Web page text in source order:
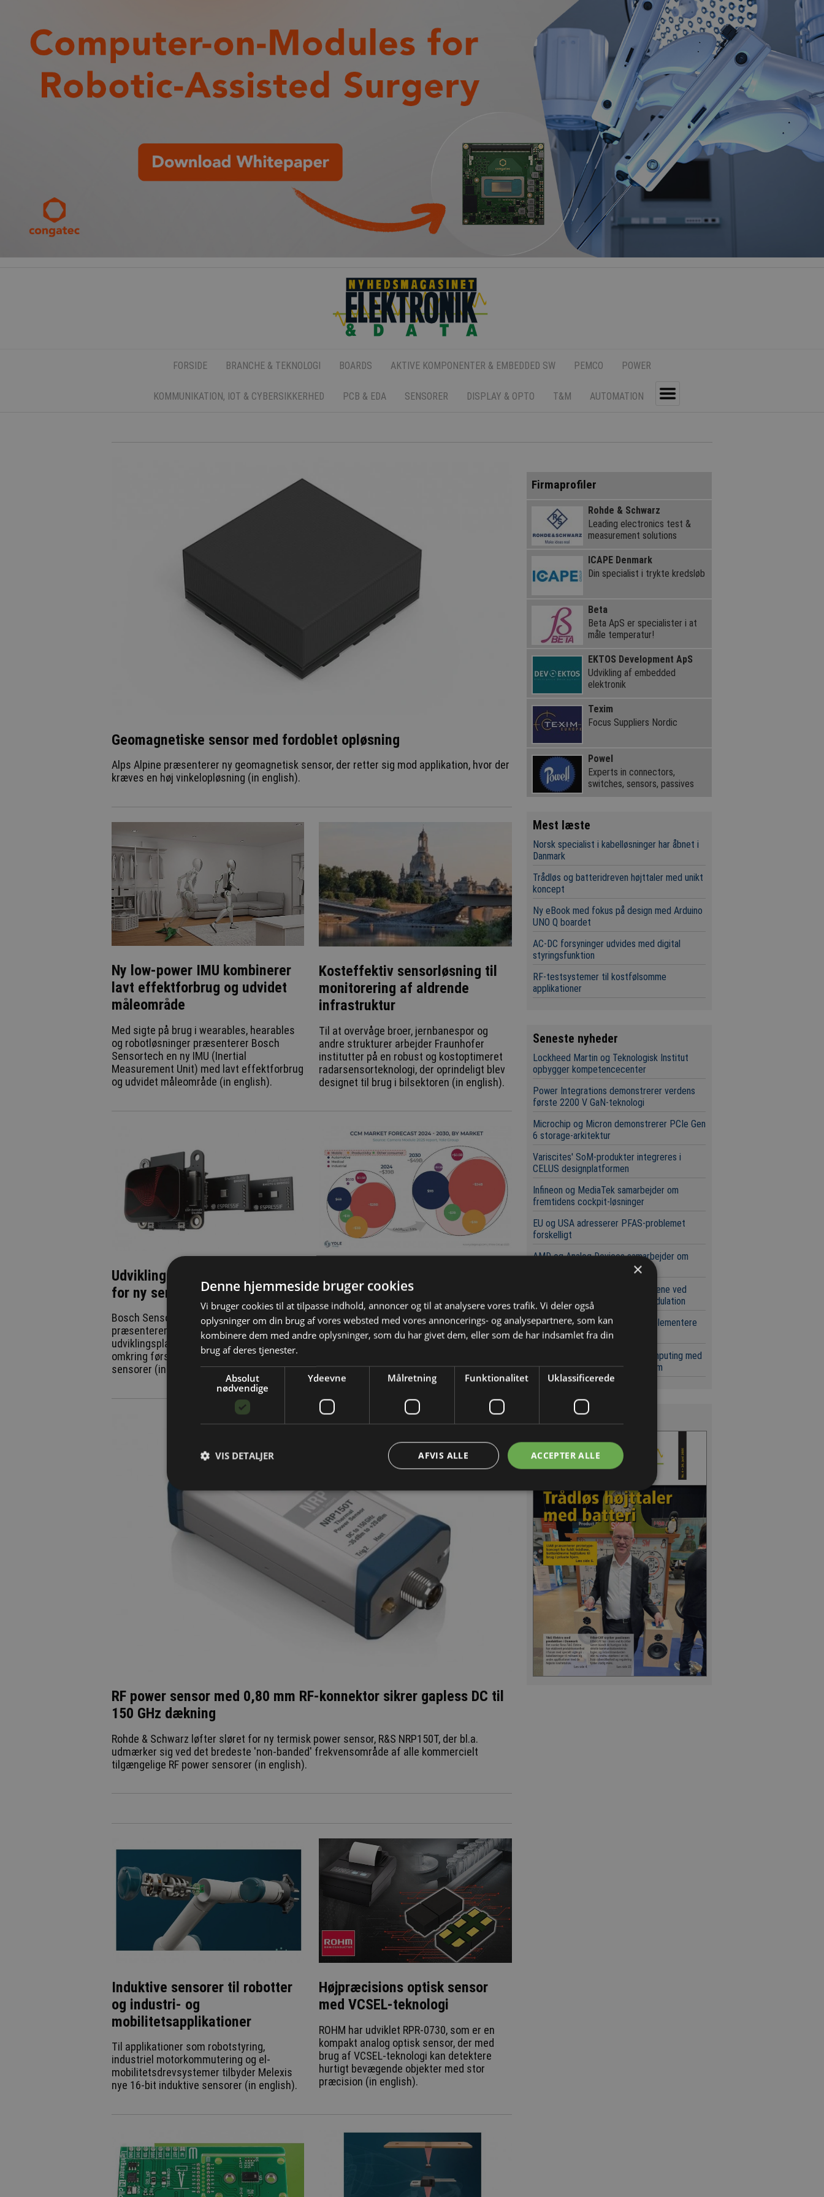
FORSIDE BRANCHE & TEKNOLOGI BOARDS AKTIVE KOMPONENTER & EMBEDDED SW PEMCO POWER
KOMMUNIKATION, IOT & CYBERSIKKERHED PCB & EDA SENSORER DISPLAY & OPTO T&M AUTOMATION
Geomagnetiske sensor med fordoblet opløsning
Alps Alpine præsenterer ny geomagnetisk sensor, der retter sig mod applikation, hvor der
kræves en høj vinkelopløsning (in english).
Ny low-power IMU kombinerer
lavt effektforbrug og udvidet
måleområde
Med sigte på brug i wearables, hearables
og robotløsninger præsenterer Bosch
Sensortech en ny IMU (Inertial
Measurement Unit) med lavt effektforbrug
og udvidet måleområde (in english).
Kosteffektiv sensorløsning til
monitorering af aldrende
infrastruktur
Til at overvåge broer, jernbanespor og
andre strukturer arbejder Fraunhofer
institutter på en robust og kostoptimeret
radarsensorteknologi, der oprindeligt blev
designet til brug i bilsektoren (in english).
Udviklingsplatform baner vejen
for ny sensorinnovation
Bosch Sensortec og Espressif
præsenterer ESP-SensairShuttle
udviklingsplatformen, der er bygget op
omkring førstnævntes højtydende MEMS
sensorer (in english).
anvendelsesområder
Kameramoduler bruges i stort omfang i
smartphones og lignende. I ny rapport
belyser Yole Group, hvordan
hurtigt voksende applikationer (in english).
RF power sensor med 0,80 mm RF-konnektor sikrer gapless DC til
150 GHz dækning
Rohde & Schwarz løfter sløret for ny termisk power sensor, R&S NRP150T, der bl.a.
udmærker sig ved det bredeste 'non-banded' frekvensområde af alle kommercielt
tilgængelige RF power sensorer (in english).
Induktive sensorer til robotter
og industri- og
mobilitetsapplikationer
Til applikationer som robotstyring,
industriel motorkommutering og el-
mobilitetsdrevsystemer tilbyder Melexis
nye 16-bit induktive sensorer (in english).
Højpræcisions optisk sensor
med VCSEL-teknologi
ROHM har udviklet RPR-0730, som er en
kompakt analog optisk sensor, der med
brug af VCSEL-teknologi kan detektere
hurtigt bevægende objekter med stor
præcision (in english).
Firmaprofiler
Rohde & Schwarz
Leading electronics test &
measurement solutions
ICAPE Denmark
Din specialist i trykte kredsløb
Beta
Beta ApS er specialister i at
måle temperatur!
EKTOS Development ApS
Udvikling af embedded
elektronik
Texim
Focus Suppliers Nordic
Powel
Experts in connectors,
switches, sensors, passives
Mest læste
Norsk specialist i kabelløsninger har åbnet i
Danmark
Trådløs og batteridreven højttaler med unikt
koncept
Ny eBook med fokus på design med Arduino
UNO Q boardet
AC-DC forsyninger udvides med digital
styringsfunktion
RF-testsystemer til kostfølsomme
applikationer
Seneste nyheder
Lockheed Martin og Teknologisk Institut
opbygger kompetencecenter
Power Integrations demonstrerer verdens
første 2200 V GaN-teknologi
Microchip og Micron demonstrerer PCIe Gen
6 storage-arkitektur
Variscites' SoM-produkter integreres i
CELUS designplatformen
Infineon og MediaTek samarbejder om
fremtidens cockpit-løsninger
EU og USA adresserer PFAS-problemet
forskelligt
AMD og Analog Devices samarbejder om
Nyt whitepaper beskriver fordelene ved
NeoMesh med brug af LoRa-modulation
Microchip gør det lettere at implementere
neurale netværk
Milepæl for skalerbar kvantecomputing med
afsæt i standard silicium-platform
Læs Magasinet
×
Denne hjemmeside bruger cookies
Vi bruger cookies til at tilpasse indhold, annoncer og til at analysere vores trafik. Vi deler også
oplysninger om din brug af vores websted med vores annoncerings- og analysepartnere, som kan
kombinere dem med andre oplysninger, som du har givet dem, eller som de har indsamlet fra din
brug af deres tjenester.
Absolut
nødvendige
Ydeevne Målretning Funktionalitet Uklassificerede
ACCEPTER ALLE
AFVIS ALLE
VIS DETALJER